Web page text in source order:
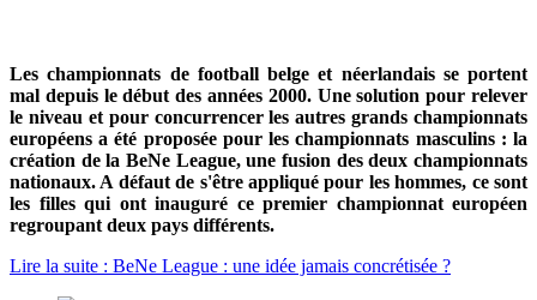
Les championnats de football belge et néerlandais se portent
mal depuis le début des années 2000. Une solution pour relever
le niveau et pour concurrencer les autres grands championnats
européens a été proposée pour les championnats masculins : la
création de la BeNe League, une fusion des deux championnats
nationaux. A défaut de s'être appliqué pour les hommes, ce sont
les filles qui ont inauguré ce premier championnat européen
regroupant deux pays différents.
Lire la suite : BeNe League : une idée jamais concrétisée ?